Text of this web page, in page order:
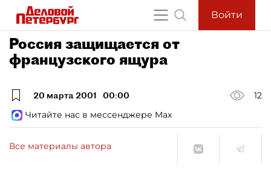
Войти
Россия защищается от
французского ящура
20 марта 2001 00:00
12
Читайте нас в мессенджере Max
Все материалы автора